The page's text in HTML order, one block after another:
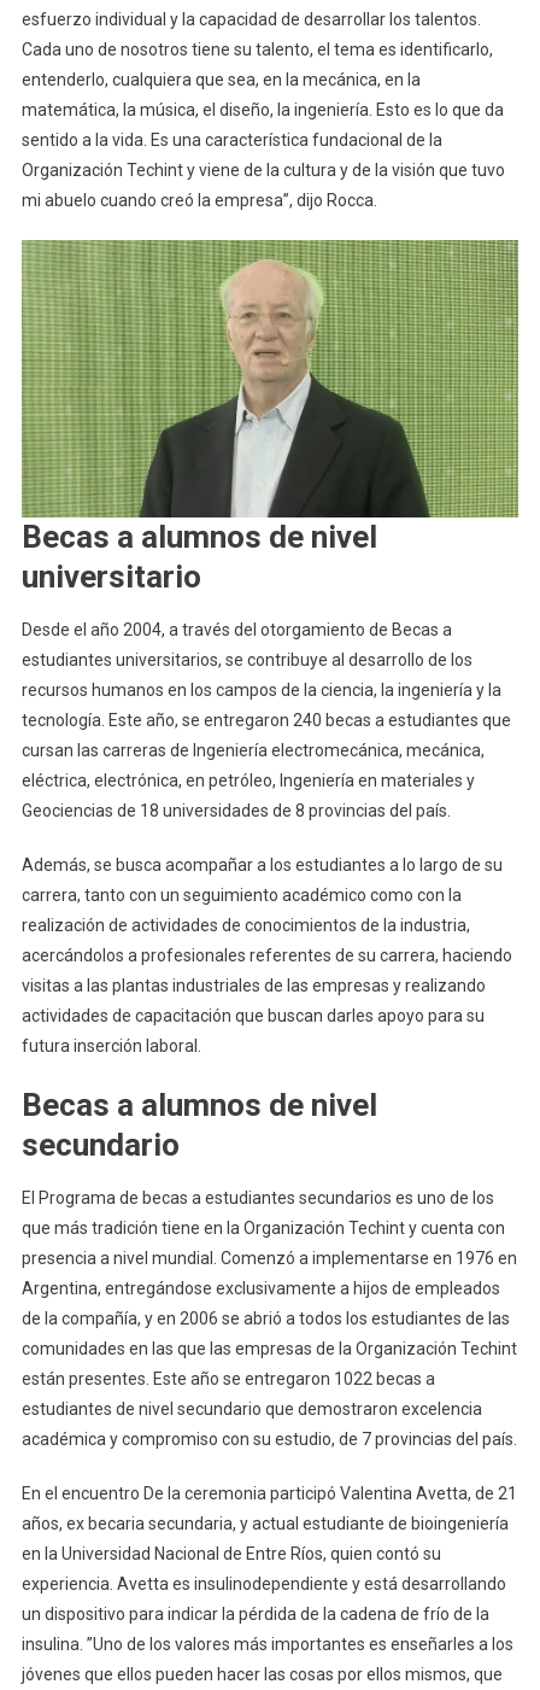
esfuerzo individual y la capacidad de desarrollar los talentos.
Cada uno de nosotros tiene su talento, el tema es identificarlo,
entenderlo, cualquiera que sea, en la mecánica, en la
matemática, la música, el diseño, la ingeniería. Esto es lo que da
sentido a la vida. Es una característica fundacional de la
Organización Techint y viene de la cultura y de la visión que tuvo
mi abuelo cuando creó la empresa”, dijo Rocca.
Becas a alumnos de nivel
universitario
Desde el año 2004, a través del otorgamiento de Becas a
estudiantes universitarios, se contribuye al desarrollo de los
recursos humanos en los campos de la ciencia, la ingeniería y la
tecnología. Este año, se entregaron 240 becas a estudiantes que
cursan las carreras de Ingeniería electromecánica, mecánica,
eléctrica, electrónica, en petróleo, Ingeniería en materiales y
Geociencias de 18 universidades de 8 provincias del país.
Además, se busca acompañar a los estudiantes a lo largo de su
carrera, tanto con un seguimiento académico como con la
realización de actividades de conocimientos de la industria,
acercándolos a profesionales referentes de su carrera, haciendo
visitas a las plantas industriales de las empresas y realizando
actividades de capacitación que buscan darles apoyo para su
futura inserción laboral.
Becas a alumnos de nivel
secundario
El Programa de becas a estudiantes secundarios es uno de los
que más tradición tiene en la Organización Techint y cuenta con
presencia a nivel mundial. Comenzó a implementarse en 1976 en
Argentina, entregándose exclusivamente a hijos de empleados
de la compañía, y en 2006 se abrió a todos los estudiantes de las
comunidades en las que las empresas de la Organización Techint
están presentes. Este año se entregaron 1022 becas a
estudiantes de nivel secundario que demostraron excelencia
académica y compromiso con su estudio, de 7 provincias del país.
En el encuentro De la ceremonia participó Valentina Avetta, de 21
años, ex becaria secundaria, y actual estudiante de bioingeniería
en la Universidad Nacional de Entre Ríos, quien contó su
experiencia. Avetta es insulinodependiente y está desarrollando
un dispositivo para indicar la pérdida de la cadena de frío de la
insulina. ”Uno de los valores más importantes es enseñarles a los
jóvenes que ellos pueden hacer las cosas por ellos mismos, que